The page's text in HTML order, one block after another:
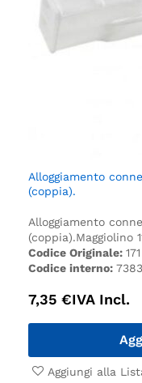
Alloggiamento
(coppia).
Alloggiamento
(coppia).Maggiolino
Codice Originale:
Codice interno:
7,35 €IVA Incl.
Aggiungi alla